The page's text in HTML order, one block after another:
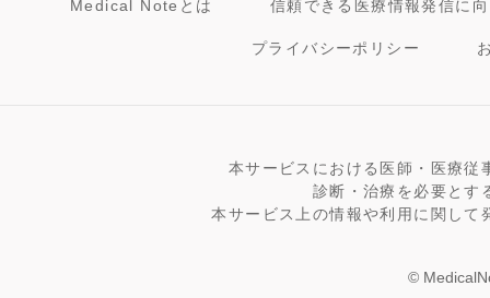
Medical Noteとは 信頼できる医療情報発信に
プライバシーポリシー
本サービスにおける医師・医療従
診断・治療を必要とす
本サービス上の情報や利用に関し
©